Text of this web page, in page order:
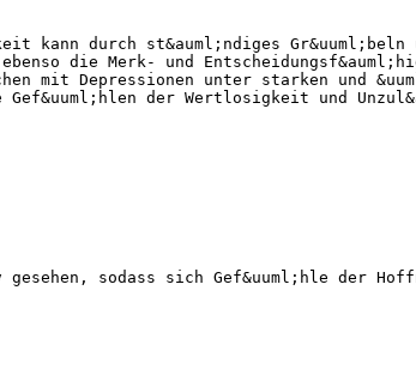
kann durch st&auml;ndiges Gr&uuml;beln
die Merk- und
mit Depressionen unter starken und
Gef&uuml;hlen der Wertlosigkeit und
sodass sich Gef&uuml;hle der